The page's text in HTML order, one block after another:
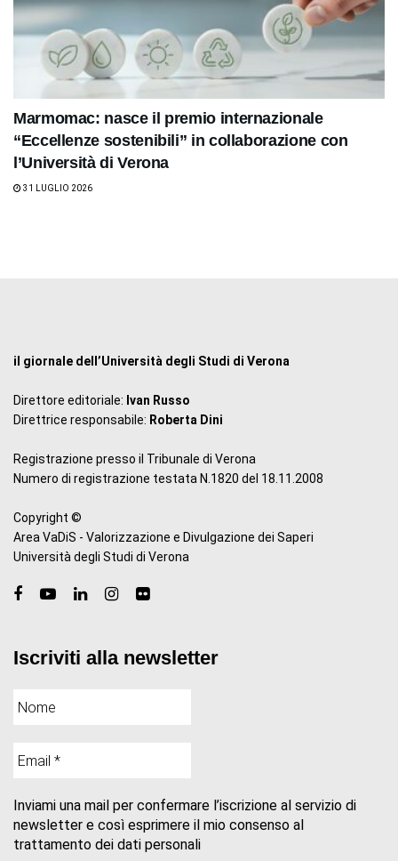
Marmomac: nasce il premio internazionale
“Eccellenze sostenibili” in collaborazione con
l’Università di Verona
31 LUGLIO 2026
il giornale dell’Università degli Studi di Verona
Direttore editoriale: Ivan Russo
Direttrice responsabile: Roberta Dini
Registrazione presso il Tribunale di Verona
Numero di registrazione testata N.1820 del 18.11.2008
Copyright ©
Area VaDiS - Valorizzazione e Divulgazione dei Saperi
Università degli Studi di Verona
Iscriviti alla newsletter
Inviami una mail per confermare l’iscrizione al servizio di
newsletter e così esprimere il mio consenso al
trattamento dei dati personali